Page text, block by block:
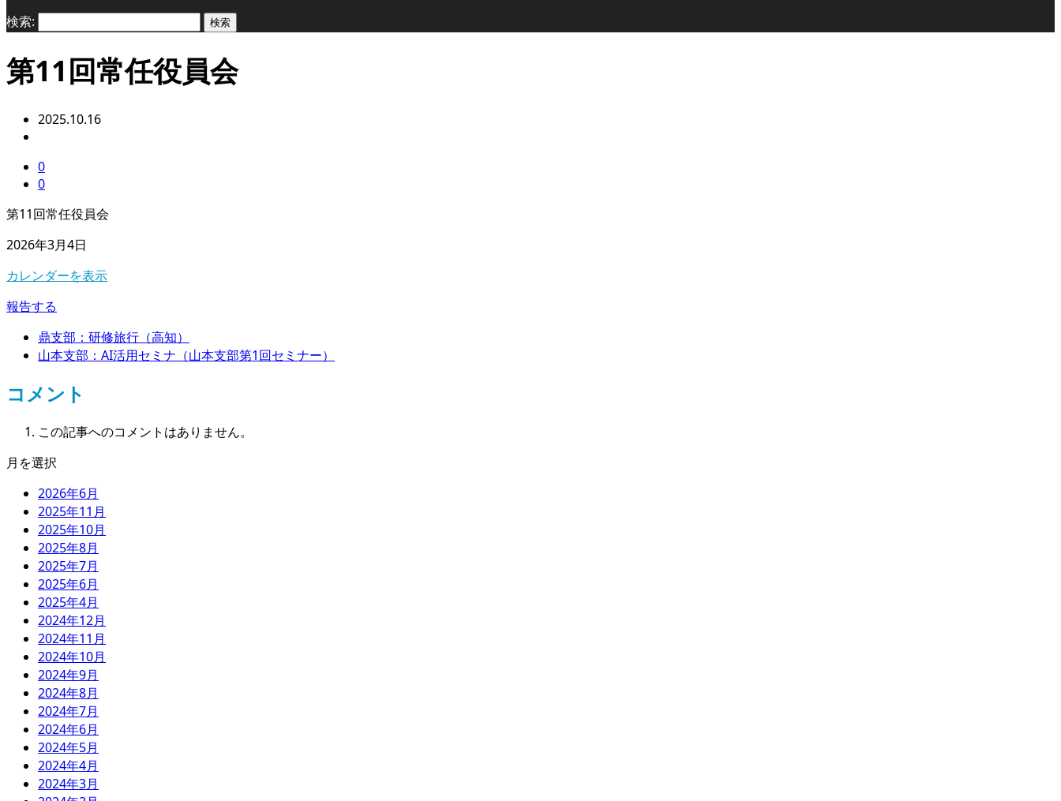
検索:
第11回常任役員会
2025.10.16
0
0
第11回常任役員会
2026年3月4日
カレンダーを表示
報告する
鼎支部：研修旅行（高知）
山本支部：AI活用セミナ（山本支部第1回セミナー）
コメント
この記事へのコメントはありません。
月を選択
2026年6月
2025年11月
2025年10月
2025年8月
2025年7月
2025年6月
2025年4月
2024年12月
2024年11月
2024年10月
2024年9月
2024年8月
2024年7月
2024年6月
2024年5月
2024年4月
2024年3月